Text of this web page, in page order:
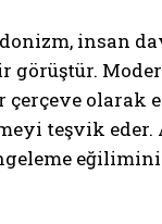
insan
görüştür.
olarak
teşvik